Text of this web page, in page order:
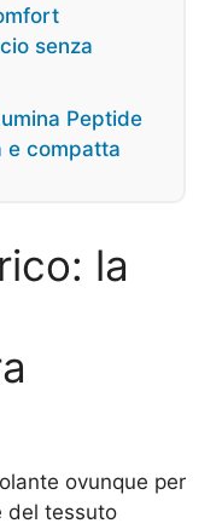
senza
Peptide
e compatta
la
ovunque per
del tessuto